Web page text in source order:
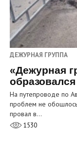
ДЕЖУРНАЯ ГРУППА
«Дежурная
На путепроводе по
проблем не
провал в…
1530